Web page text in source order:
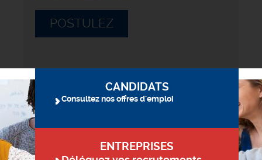
POSTULEZ
CANDIDATS
Consultez nos offres d'emploi
ENTREPRISES